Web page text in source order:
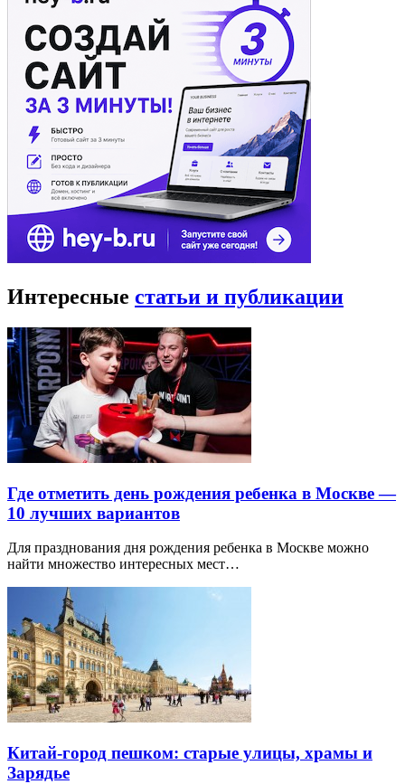
Интересные статьи и публикации
Где отметить день рождения ребенка в Москве —
10 лучших вариантов
Для празднования дня рождения ребенка в Москве можно
найти множество интересных мест…
Китай-город пешком: старые улицы, храмы и
Зарядье